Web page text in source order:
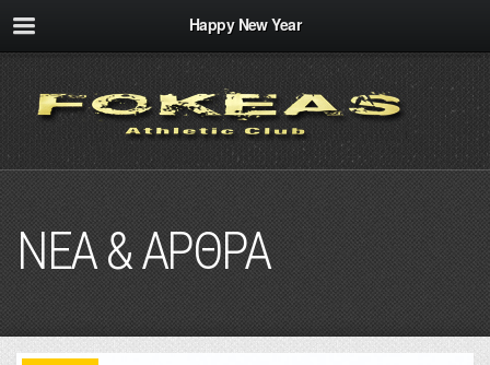
Happy New Year
ΝΕΑ & ΑΡΘΡΑ